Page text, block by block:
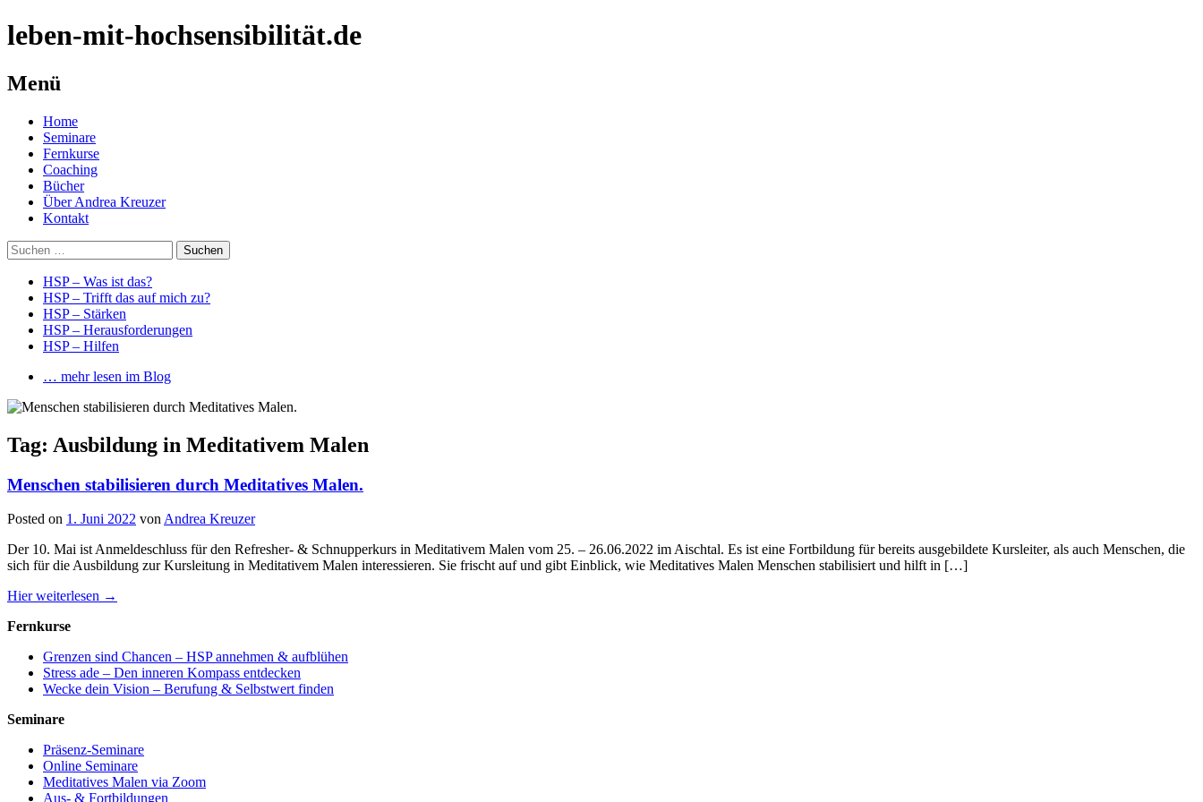
leben-mit-hochsensibilität.de
Menü
Springe
zum
Inhalt
Home
Seminare
Fernkurse
Coaching
Bücher
Über Andrea Kreuzer
Kontakt
Suchen
nach:
HSP – Was ist das?
HSP – Trifft das auf mich zu?
HSP – Stärken
HSP – Herausforderungen
HSP – Hilfen
… mehr lesen im Blog
Tag: Ausbildung in Meditativem Malen
Menschen stabilisieren durch Meditatives Malen.
Posted on 1. Juni 2022 von Andrea Kreuzer
Der 10. Mai ist Anmeldeschluss für den Refresher- & Schnupperkurs in Meditativem Malen vom 25. – 26.06.2022 im Aischtal. Es ist eine Fortbildung für bereits ausgebildete Kursleiter, als auch Menschen, die
sich für die Ausbildung zur Kursleitung in Meditativem Malen interessieren. Sie frischt auf und gibt Einblick, wie Meditatives Malen Menschen stabilisiert und hilft in […]
Hier weiterlesen →
Fernkurse
Grenzen sind Chancen – HSP annehmen & aufblühen
Stress ade – Den inneren Kompass entdecken
Wecke dein Vision – Berufung & Selbstwert finden
Seminare
Präsenz-Seminare
Online Seminare
Meditatives Malen via Zoom
Aus- & Fortbildungen